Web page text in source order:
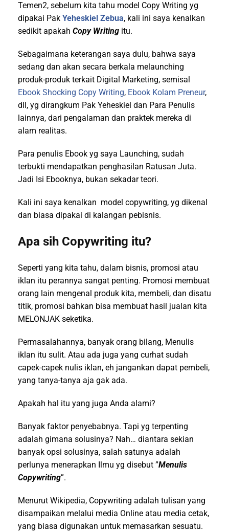
Temen2, sebelum kita tahu model Copy Writing yg
dipakai Pak Yeheskiel Zebua, kali ini saya kenalkan
sedikit apakah Copy Writing itu.
Sebagaimana keterangan saya dulu, bahwa saya
sedang dan akan secara berkala melaunching
produk-produk terkait Digital Marketing, semisal
Ebook Shocking Copy Writing, Ebook Kolam Preneur,
dll, yg dirangkum Pak Yeheskiel dan Para Penulis
lainnya, dari pengalaman dan praktek mereka di
alam realitas.
Para penulis Ebook yg saya Launching, sudah
terbukti mendapatkan penghasilan Ratusan Juta.
Jadi Isi Ebooknya, bukan sekadar teori.
Kali ini saya kenalkan model copywriting, yg dikenal
dan biasa dipakai di kalangan pebisnis.
Apa sih Copywriting itu?
Seperti yang kita tahu, dalam bisnis, promosi atau
iklan itu perannya sangat penting. Promosi membuat
orang lain mengenal produk kita, membeli, dan disatu
titik, promosi bahkan bisa membuat hasil jualan kita
MELONJAK seketika.
Permasalahannya, banyak orang bilang, Menulis
iklan itu sulit. Atau ada juga yang curhat sudah
capek-capek nulis iklan, eh jangankan dapat pembeli,
yang tanya-tanya aja gak ada.
Apakah hal itu yang juga Anda alami?
Banyak faktor penyebabnya. Tapi yg terpenting
adalah gimana solusinya? Nah… diantara sekian
banyak opsi solusinya, salah satunya adalah
perlunya menerapkan Ilmu yg disebut ”Menulis
Copywriting”.
Menurut Wikipedia, Copywriting adalah tulisan yang
disampaikan melalui media Online atau media cetak,
yang biasa digunakan untuk memasarkan sesuatu.